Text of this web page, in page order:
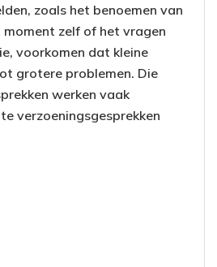
zoals het benoemen van
moment zelf of het vragen
voorkomen dat kleine
grotere problemen. Die
werken vaak
verzoeningsgesprekken